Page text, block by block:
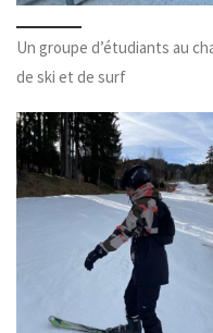
Un groupe d’étudiants au
de ski et de surf